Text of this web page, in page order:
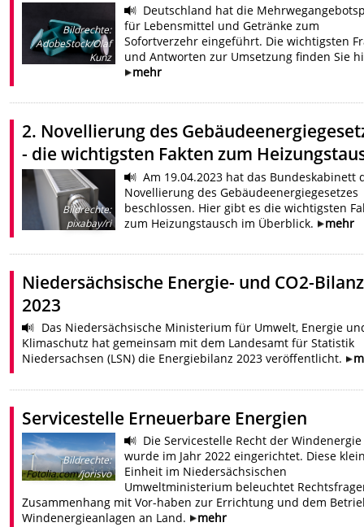
Bildrechte:
AdobeStock/Olaf
Kunz
Deutschland hat die
für Lebensmittel und Getränke zum
Sofortverzehr eingeführt. Die wichtigsten
und Antworten zur Umsetzung finden Sie
mehr
2. Novellierung des
- die wichtigsten Fakten zum
Bildrechte:
pixabay/ri
Am 19.04.2023 hat das Bundeskabinett
Novellierung des Gebäudeenergiegesetzes
beschlossen. Hier gibt es die wichtigsten
zum Heizungstausch im Überblick.
mehr
Niedersächsische Energie- und CO2-
2023
Das Niedersächsische Ministerium für Umwelt, Energie
Klimaschutz hat gemeinsam mit dem Landesamt für Statistik
Niedersachsen (LSN) die Energiebilanz 2023 veröffentlicht.
Servicestelle Erneuerbare Energien
Bildrechte:
Fotolia.com/jorisvo
Die Servicestelle Recht der Windenergie
wurde im Jahr 2022 eingerichtet. Diese
Einheit im Niedersächsischen
Umweltministerium beleuchtet
Zusammenhang mit Vor-haben zur Errichtung und dem
Windenergieanlagen an Land.
mehr